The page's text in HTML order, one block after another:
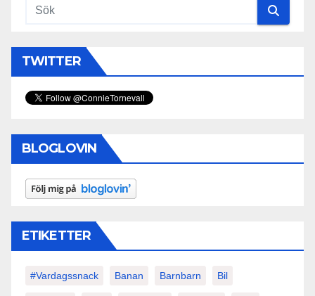
TWITTER
BLOGLOVIN
ETIKETTER
#vardagssnack Banan Barnbarn Bil